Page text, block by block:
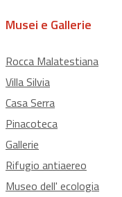
Musei e Gallerie
Rocca Malatestiana
Villa Silvia
Casa Serra
Pinacoteca
Gallerie
Rifugio antiaereo
Museo dell' ecologia